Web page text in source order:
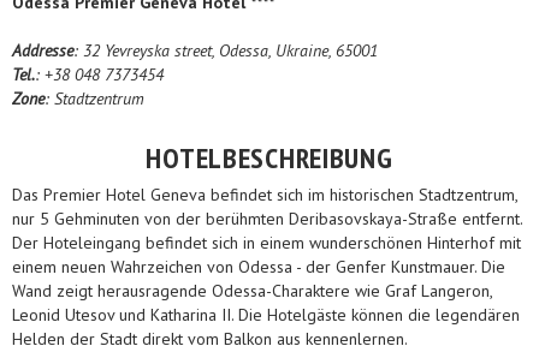
Addresse: 32 Yevreyska street, Odessa, Ukraine, 65001
Tel.: +38 048 7373454
Zone: Stadtzentrum
HOTELBESCHREIBUNG
Das Premier Hotel Geneva befindet sich im historischen Stadtzentrum,
nur 5 Gehminuten von der berühmten Deribasovskaya-Straße entfernt.
Der Hoteleingang befindet sich in einem wunderschönen Hinterhof mit
einem neuen Wahrzeichen von Odessa - der Genfer Kunstmauer. Die
Wand zeigt herausragende Odessa-Charaktere wie Graf Langeron,
Leonid Utesov und Katharina II. Die Hotelgäste können die legendären
Helden der Stadt direkt vom Balkon aus kennenlernen.